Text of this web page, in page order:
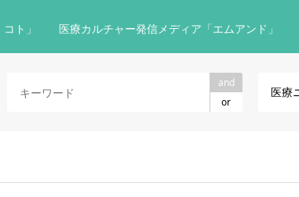
コト」 医療カルチャー発信メディア「エムアンド」
and
or
医療